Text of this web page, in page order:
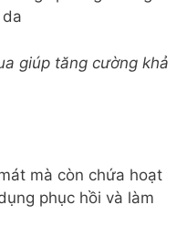
giúp tăng cường khả
mà còn chứa hoạt
phục hồi và làm